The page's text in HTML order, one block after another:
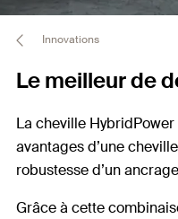
Innovations
Le meilleur de
La cheville
avantages d’une
robustesse d’un
Grâce à cette